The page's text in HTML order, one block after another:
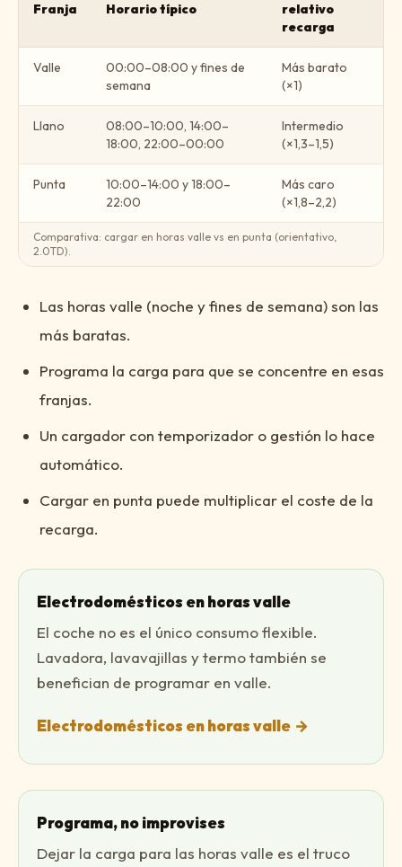
Franja Horario típico
relativo
recarga
Valle
00:00–08:00 y fines de
semana
Más barato
(×1)
Llano
08:00–10:00, 14:00–
18:00, 22:00–00:00
Intermedio
(×1,3–1,5)
Punta
10:00–14:00 y 18:00–
22:00
Más caro
(×1,8–2,2)
Comparativa: cargar en horas valle vs en punta (orientativo,
2.0TD).
Las horas valle (noche y fines de semana) son las
más baratas.
Programa la carga para que se concentre en esas
franjas.
Un cargador con temporizador o gestión lo hace
automático.
Cargar en punta puede multiplicar el coste de la
recarga.
Electrodomésticos en horas valle
El coche no es el único consumo flexible.
Lavadora, lavavajillas y termo también se
benefician de programar en valle.
Electrodomésticos en horas valle →
Programa, no improvises
Dejar la carga para las horas valle es el truco